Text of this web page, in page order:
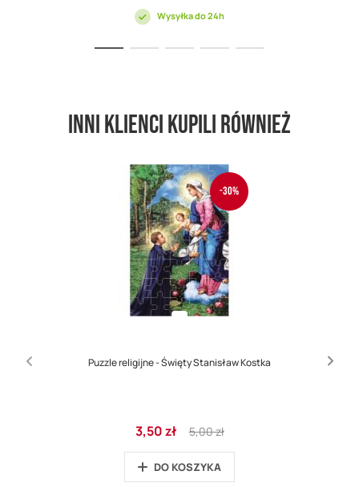
Wysyłka do 24h
Inni klienci kupili również
-30%
Puzzle religijne - Święty Stanisław Kostka
Cena
promocyjna
3,50 zł
Regular
Price
5,00 zł
DO KOSZYKA